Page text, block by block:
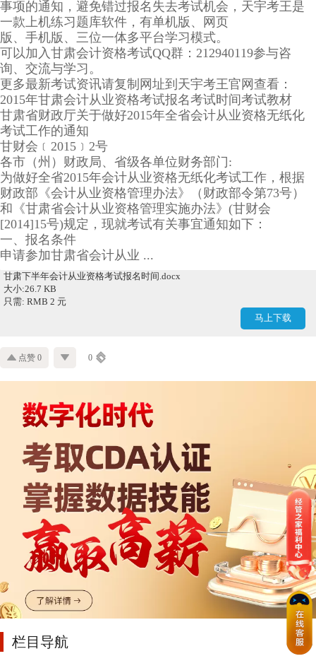
事项的通知，避免错过报名失去考试机会，天宇考王是
一款上机练习题库软件，有单机版、网页
版、手机版、三位一体多平台学习模式。
可以加入甘肃会计资格考试QQ群：212940119参与咨
询、交流与学习。
更多最新考试资讯请复制网址到天宇考王官网查看：
2015年甘肃会计从业资格考试报名考试时间考试教材
甘肃省财政厅关于做好2015年全省会计从业资格无纸化
考试工作的通知
甘财会﹝2015﹞2号
各市（州）财政局、省级各单位财务部门:
为做好全省2015年会计从业资格无纸化考试工作，根据
财政部《会计从业资格管理办法》（财政部令第73号）
和《甘肃省会计从业资格管理实施办法》(甘财会
[2014]15号)规定，现就考试有关事宜通知如下：
一、报名条件
申请参加甘肃省会计从业 ...
甘肃下半年会计从业资格考试报名时间.docx
大小:26.7 KB
只需: RMB 2 元
马上下载
点赞 0 0
栏目导航